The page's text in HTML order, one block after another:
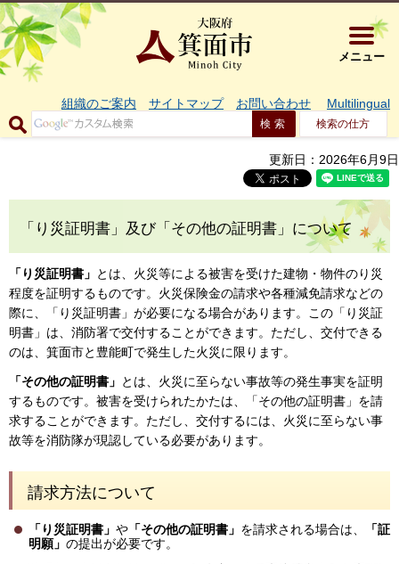
大阪府箕
メニュー
組織のご案内 サイトマップ お問い合わせ Multilingual
検索の仕方
更新日：2026年6月9日
「り災証明書」及び「その他の証明書」について
「り災証明書」 とは、火災等による被害を受けた建物・物件のり災
程度を証明するものです。火災保険金の請求や各種減免請求などの
際に、「り災証明書」が必要になる場合があります。この「り災証
明書」は、消防署で交付することができます。ただし、交付できる
のは、箕面市と豊能町で発生した火災に限ります。
「その他の証明書」 とは、火災に至らない事故等の発生事実を証明
するものです。被害を受けられたかたは、「その他の証明書」を請
求することができます。ただし、交付するには、火災に至らない事
故等を消防隊が現認している必要があります。
請求方法について
「り災証明書」 や 「その他の証明書」 を請求される場合は、
「証
明願」 の提出が必要です。